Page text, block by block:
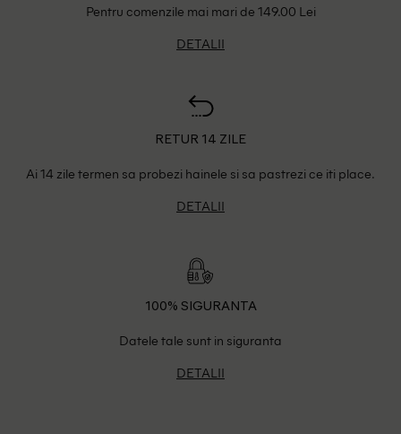
Pentru comenzile mai mari de 149.00 Lei
DETALII
RETUR 14 ZILE
Ai 14 zile termen sa probezi hainele si sa pastrezi ce iti place.
DETALII
100% SIGURANTA
Datele tale sunt in siguranta
DETALII